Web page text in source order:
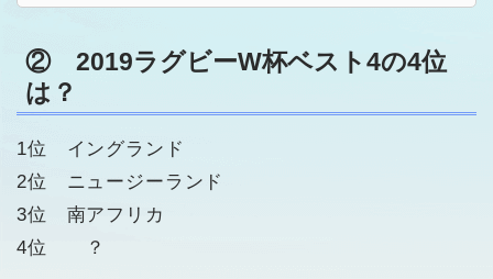
② 2019ラグビーW杯ベスト4の4位
は？
1位 イングランド
2位 ニュージーランド
3位 南アフリカ
4位 ？